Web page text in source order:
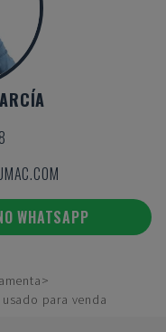
WHATSAPP
para venda